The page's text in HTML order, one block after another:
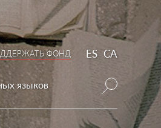
ФОНД ES CA
языков